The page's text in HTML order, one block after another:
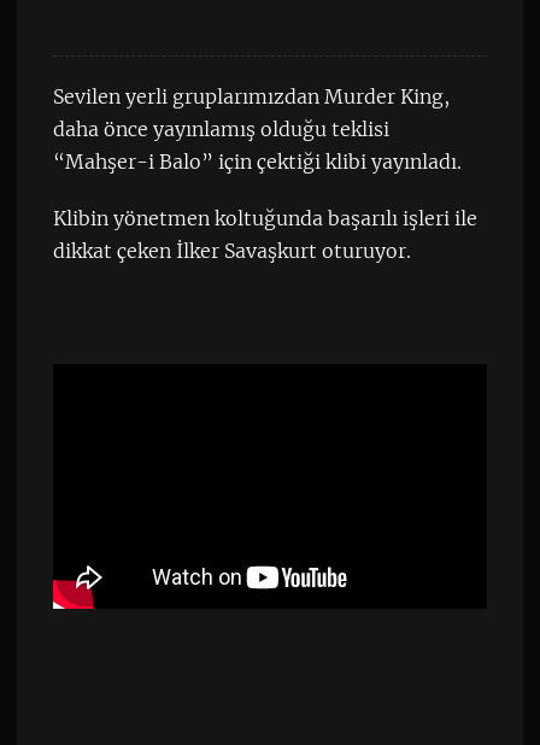
Sevilen yerli gruplarımızdan Murder King,
daha önce yayınlamış olduğu teklisi
“Mahşer-i Balo” için çektiği klibi yayınladı.
Klibin yönetmen koltuğunda başarılı işleri ile
dikkat çeken İlker Savaşkurt oturuyor.